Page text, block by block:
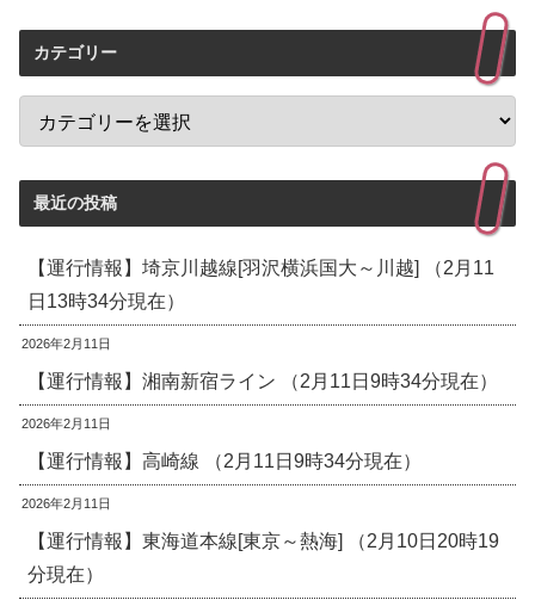
カテゴリー
最近の投稿
【運行情報】埼京川越線[羽沢横浜国大～川越] （2月11
日13時34分現在）
2026年2月11日
【運行情報】湘南新宿ライン （2月11日9時34分現在）
2026年2月11日
【運行情報】高崎線 （2月11日9時34分現在）
2026年2月11日
【運行情報】東海道本線[東京～熱海] （2月10日20時19
分現在）